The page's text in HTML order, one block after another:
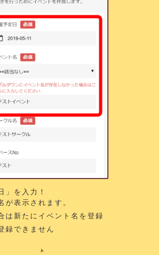
」を入力！
が表示されます。
は新たにイベント名を登録
録できません